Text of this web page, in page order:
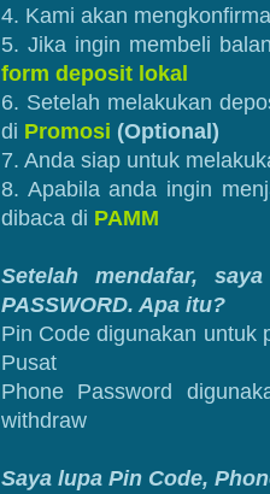
4. Kami akan
5. Jika ingin membeli
form deposit lokal
6. Setelah melakukan
di Promosi (Optional)
7. Anda siap untuk
8. Apabila anda ingin
dibaca di PAMM
Setelah mendafar,
PASSWORD. Apa itu?
Pin Code digunakan untuk
Pusat
Phone Password
withdraw
Saya lupa Pin Code,